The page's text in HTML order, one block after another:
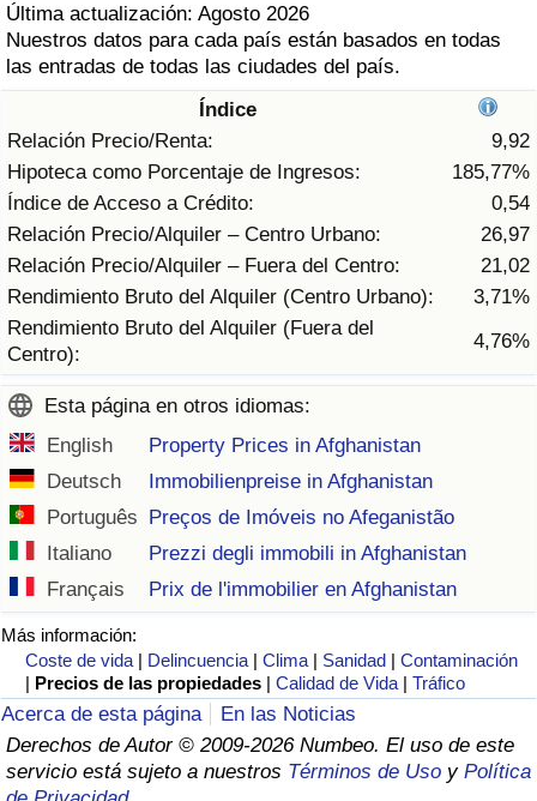
Última actualización: Agosto 2026
Nuestros datos para cada país están basados en todas
las entradas de todas las ciudades del país.
Índice
Relación Precio/Renta:
9,92
Hipoteca como Porcentaje de Ingresos:
185,77%
Índice de Acceso a Crédito:
0,54
Relación Precio/Alquiler – Centro Urbano:
26,97
Relación Precio/Alquiler – Fuera del Centro:
21,02
Rendimiento Bruto del Alquiler (Centro Urbano):
3,71%
Rendimiento Bruto del Alquiler (Fuera del
Centro):
4,76%
Esta página en otros idiomas:
English
Property Prices in Afghanistan
Deutsch
Immobilienpreise in Afghanistan
Português Preços de Imóveis no Afeganistão
Italiano
Prezzi degli immobili in Afghanistan
Français
Prix de l'immobilier en Afghanistan
Más información:
Coste de vida | Delincuencia |Clima | Sanidad |Contaminación
| Precios de las propiedades |Calidad de Vida |Tráfico
Acerca de esta página
En las Noticias
Derechos de Autor © 2009-2026 Numbeo. El uso de este
servicio está sujeto a nuestros Términos de Uso y Política
Contaminación
Índice de Contaminación (Actual)
Índice de contaminación
Índice de Contaminación por País
Tráfico
Índice de Tráfico
Índice de Tráfico (Actual)
Índice de Tráfico por País